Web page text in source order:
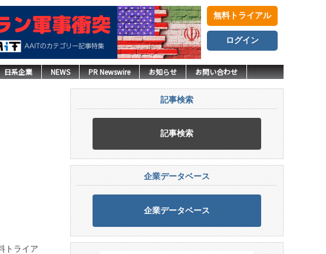
無料トライアル
ログイン
日系企業 NEWS PR Newswire お知らせ お問い合わせ
トライア
記事検索
記事検索
企業データベース
企業データベース